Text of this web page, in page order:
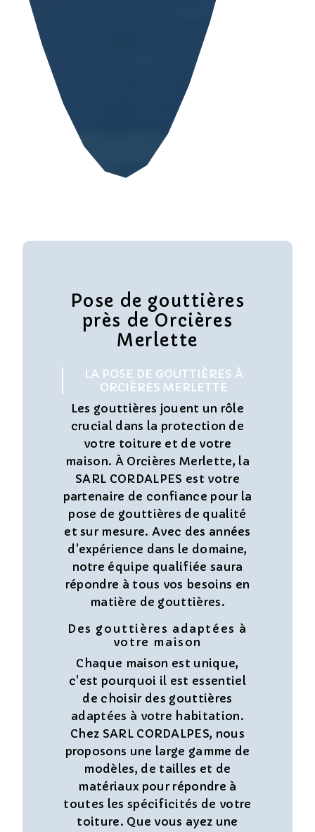
Pose de gouttières
près de Orcières
Merlette
LA POSE DE GOUTTIÈRES À
ORCIÈRES MERLETTE
Les gouttières jouent un rôle
crucial dans la protection de
votre toiture et de votre
maison. À Orcières Merlette, la
SARL CORDALPES est votre
partenaire de confiance pour la
pose de gouttières de qualité
et sur mesure. Avec des années
d'expérience dans le domaine,
notre équipe qualifiée saura
répondre à tous vos besoins en
matière de gouttières.
Des gouttières adaptées à
votre maison
Chaque maison est unique,
c'est pourquoi il est essentiel
de choisir des gouttières
adaptées à votre habitation.
Chez SARL CORDALPES, nous
proposons une large gamme de
modèles, de tailles et de
matériaux pour répondre à
toutes les spécificités de votre
toiture. Que vous ayez une